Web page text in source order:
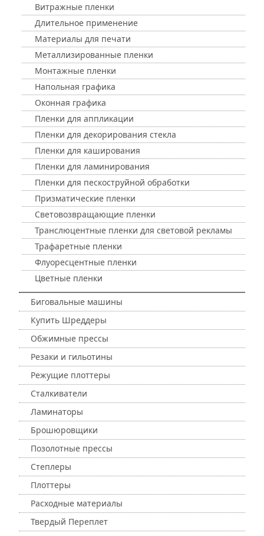
Витражные пленки
Длительное применение
Материалы для печати
Металлизированные пленки
Монтажные пленки
Напольная графика
Оконная графика
Пленки для аппликации
Пленки для декорирования стекла
Пленки для каширования
Пленки для ламинирования
Пленки для пескоструйной обработки
Призматические пленки
Световозвращающие пленки
Транслюцентные пленки для световой рекламы
Трафаретные пленки
Флуоресцентные пленки
Цветные пленки
Биговальные машины
Купить Шреддеры
Обжимные прессы
Резаки и гильотины
Режущие плоттеры
Сталкиватели
Ламинаторы
Брошюровщики
Позолотные прессы
Степлеры
Плоттеры
Расходные материалы
Твердый Переплет